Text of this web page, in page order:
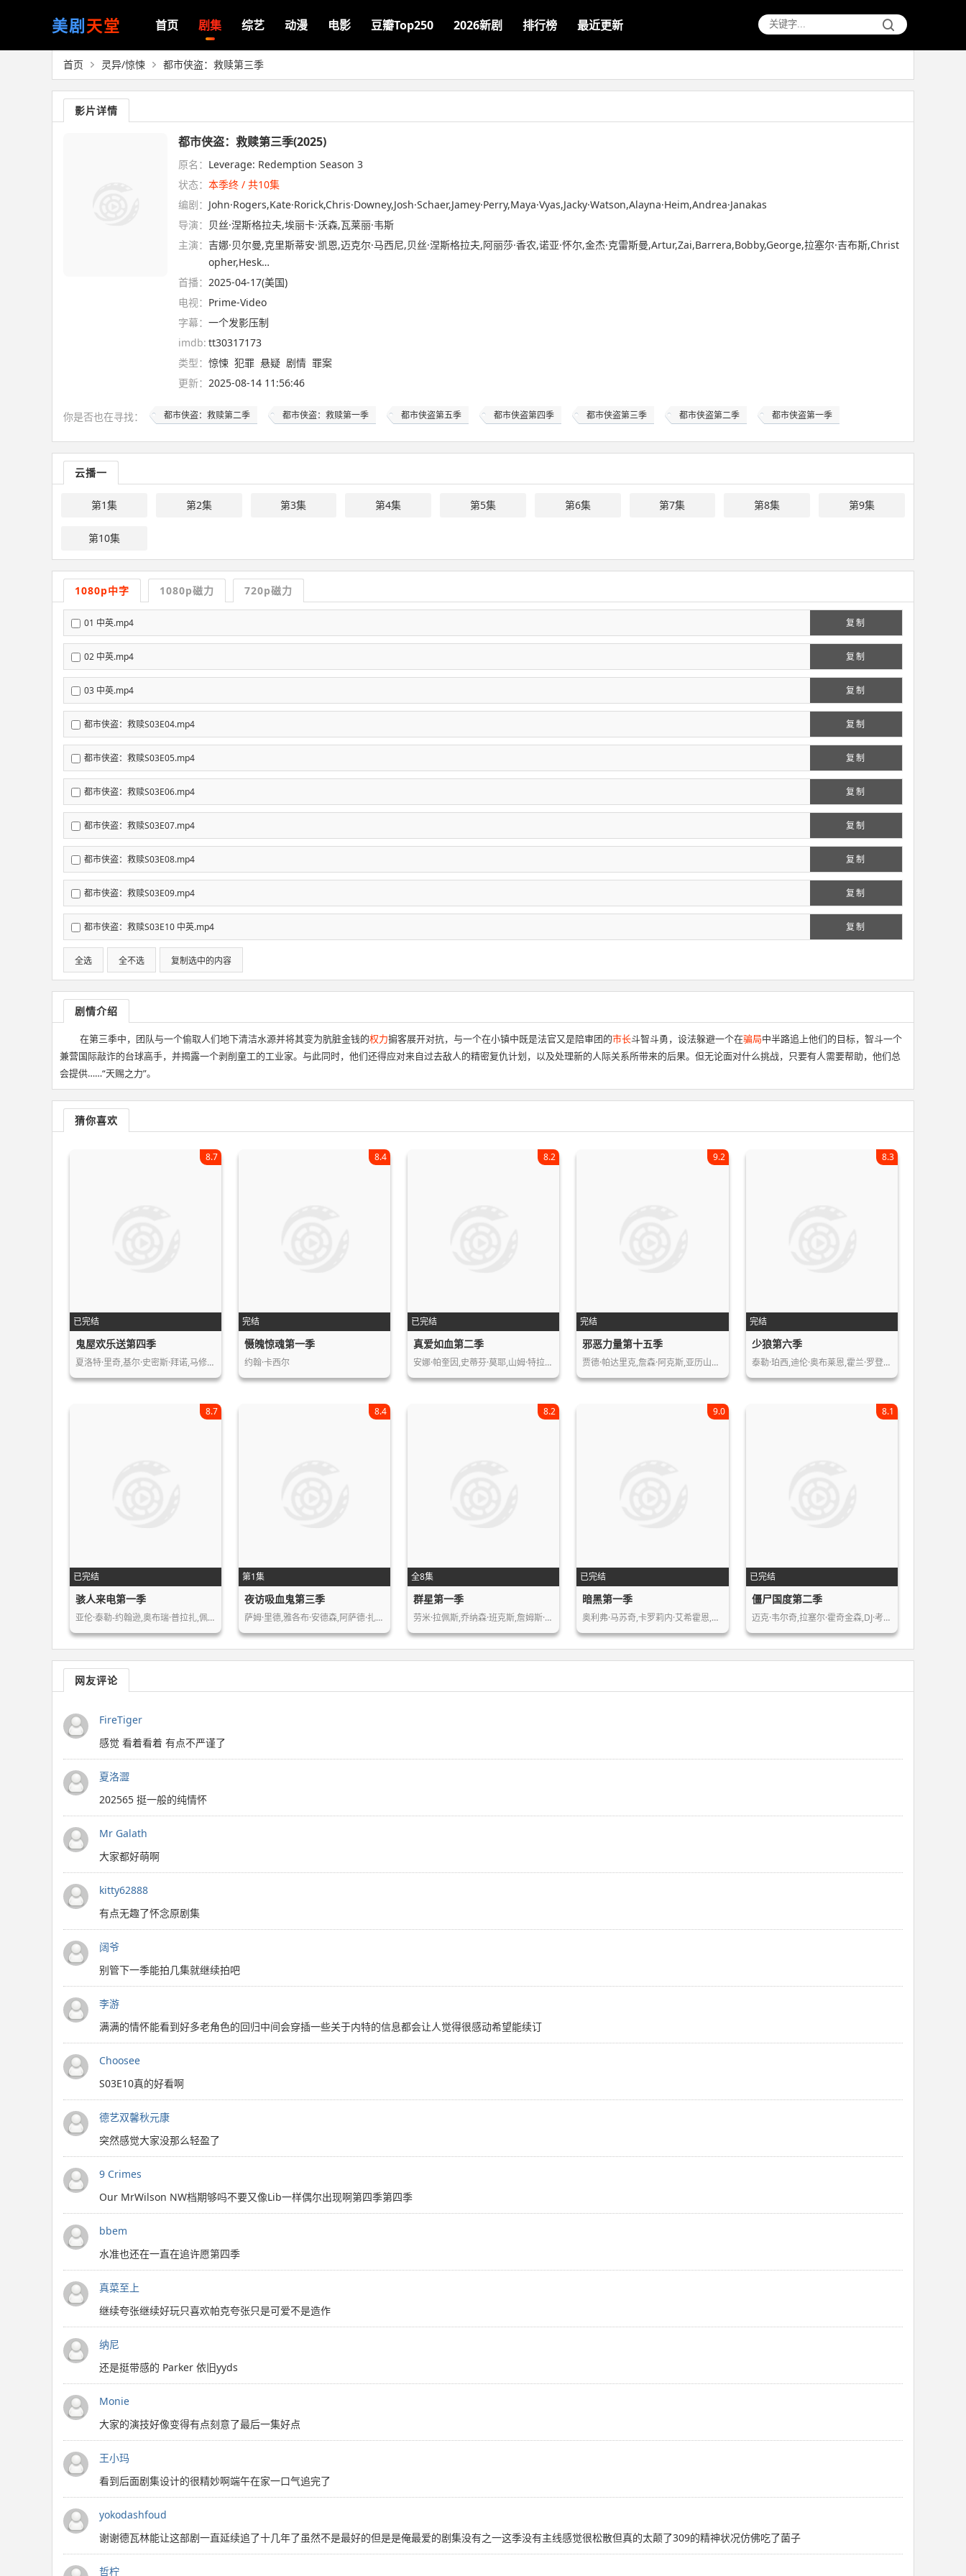
美剧天堂 首页 剧集 综艺 动漫 电影 豆瓣Top250 2026新剧 排行榜 最近更新
首页 灵异/惊悚 都市侠盗：救赎第三季
影片详情
都市侠盗：救赎第三季(2025)
原名： Leverage: Redemption Season 3
状态： 本季终 / 共10集
编剧： John·Rogers,Kate·Rorick,Chris·Downey,Josh·Schaer,Jamey·Perry,Maya·Vyas,Jacky·Watson,Alayna·Heim,Andrea·Janakas
导演： 贝丝·涅斯格拉夫,埃丽卡·沃森,瓦莱丽·韦斯
主演： 吉娜·贝尔曼,克里斯蒂安·凯恩,迈克尔·马西尼,贝丝·涅斯格拉夫,阿丽莎·香农,诺亚·怀尔,金杰·克雷斯曼,Artur,Zai,Barrera,Bobby,George,拉塞尔·吉布斯,Christ
opher,Hesk…
首播： 2025-04-17(美国)
电视： Prime-Video
字幕： 一个发影压制
imdb: tt30317173
类型： 惊悚 犯罪 悬疑 剧情 罪案
更新： 2025-08-14 11:56:46
你是否也在寻找： 都市侠盗：救赎第二季 都市侠盗：救赎第一季 都市侠盗第五季 都市侠盗第四季 都市侠盗第三季 都市侠盗第二季 都市侠盗第一季
云播一
第1集 第2集 第3集 第4集 第5集 第6集 第7集 第8集 第9集
第10集
1080p中字 1080p磁力 720p磁力
复制
01 中英.mp4
复制
02 中英.mp4
复制
03 中英.mp4
复制
都市侠盗：救赎S03E04.mp4
复制
都市侠盗：救赎S03E05.mp4
复制
都市侠盗：救赎S03E06.mp4
复制
都市侠盗：救赎S03E07.mp4
复制
都市侠盗：救赎S03E08.mp4
复制
都市侠盗：救赎S03E09.mp4
复制
都市侠盗：救赎S03E10 中英.mp4
全选 全不选 复制选中的内容
剧情介绍
在第三季中，团队与一个偷取人们地下清洁水源并将其变为肮脏金钱的权力掮客展开对抗，与一个在小镇中既是法官又是陪审团的市长斗智斗勇，设法躲避一个在骗局中半路追上他们的目标，智斗一个
兼营国际敲诈的台球高手，并揭露一个剥削童工的工业家。与此同时，他们还得应对来自过去敌人的精密复仇计划，以及处理新的人际关系所带来的后果。但无论面对什么挑战，只要有人需要帮助，他们总
会提供……“天赐之力”。
猜你喜欢
已完结
8.7
鬼屋欢乐送第四季
夏洛特·里奇,基尔·史密斯·拜诺,马修…
完结
8.4
慑魄惊魂第一季
约翰·卡西尔
已完结
8.2
真爱如血第二季
安娜·帕奎因,史蒂芬·莫耶,山姆·特拉…
完结
9.2
邪恶力量第十五季
贾德·帕达里克,詹森·阿克斯,亚历山大…
完结
8.3
少狼第六季
泰勒·珀西,迪伦·奥布莱恩,霍兰·罗登…
已完结
8.7
骇人来电第一季
亚伦·泰勒-约翰逊,奥布瑞·普拉扎,佩…
第1集
8.4
夜访吸血鬼第三季
萨姆·里德,雅各布·安德森,阿萨德·扎…
全8集
8.2
群星第一季
劳米·拉佩斯,乔纳森·班克斯,詹姆斯·…
已完结
9.0
暗黑第一季
奥利弗·马苏奇,卡罗莉内·艾希霍恩,耶…
已完结
8.1
僵尸国度第二季
迈克·韦尔奇,拉塞尔·霍奇金森,DJ·考…
网友评论
FireTiger
感觉 看着看着 有点不严谨了
夏洛澀
202565 挺一般的纯情怀
Mr Galath
大家都好萌啊
kitty62888
有点无趣了怀念原剧集
阔爷
别管下一季能拍几集就继续拍吧
李游
满满的情怀能看到好多老角色的回归中间会穿插一些关于内特的信息都会让人觉得很感动希望能续订
Choosee
S03E10真的好看啊
德艺双馨秋元康
突然感觉大家没那么轻盈了
9 Crimes
Our MrWilson NW档期够吗不要又像Lib一样偶尔出现啊第四季第四季
bbem
水准也还在一直在追许愿第四季
真菜至上
继续夸张继续好玩只喜欢帕克夸张只是可爱不是造作
纳尼
还是挺带感的 Parker 依旧yyds
Monie
大家的演技好像变得有点刻意了最后一集好点
王小玛
看到后面剧集设计的很精妙啊端午在家一口气追完了
yokodashfoud
谢谢德瓦林能让这部剧一直延续追了十几年了虽然不是最好的但是是俺最爱的剧集没有之一这季没有主线感觉很松散但真的太颠了309的精神状况仿佛吃了菌子
哲柠